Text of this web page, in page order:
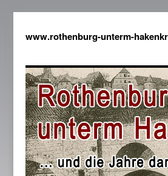
www.rothenburg-unterm-